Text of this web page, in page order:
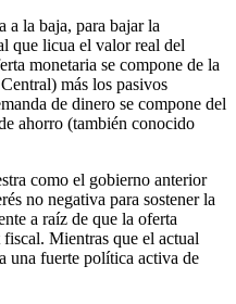
a la baja, para bajar la
que licua el valor real del
monetaria se compone de la
más los pasivos
de dinero se compone del
ahorro (también conocido
como el gobierno anterior
no negativa para sostener la
a raíz de que la oferta
Mientras que el actual
una fuerte política activa de